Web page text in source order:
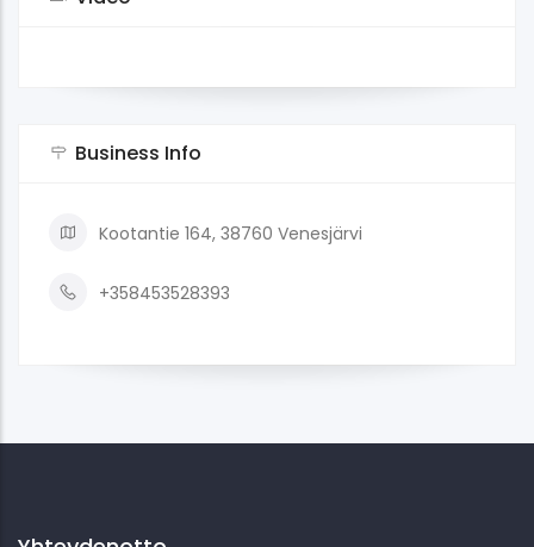
Business Info
Kootantie 164, 38760 Venesjärvi
+358453528393